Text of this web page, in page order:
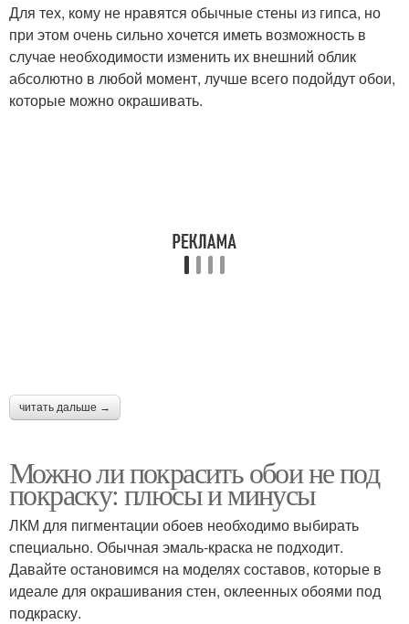
Для тех, кому не нравятся обычные стены из гипса, но
при этом очень сильно хочется иметь возможность в
случае необходимости изменить их внешний облик
абсолютно в любой момент, лучше всего подойдут обои,
которые можно окрашивать.
читать дальше →
Можно ли покрасить обои не под
покраску: плюсы и минусы
ЛКМ для пигментации обоев необходимо выбирать
специально. Обычная эмаль-краска не подходит.
Давайте остановимся на моделях составов, которые в
идеале для окрашивания стен, оклеенных обоями под
подкраску.